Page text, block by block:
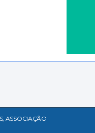
ASSOCIAÇÃO